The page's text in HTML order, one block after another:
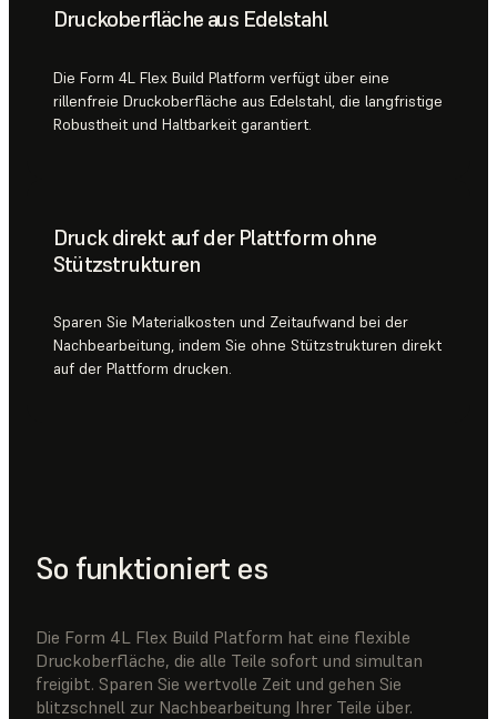
Druckoberfläche aus Edelstahl
Die Form 4L Flex Build Platform verfügt über eine
rillenfreie Druckoberfläche aus Edelstahl, die langfristige
Robustheit und Haltbarkeit garantiert.
Druck direkt auf der Plattform ohne
Stützstrukturen
Sparen Sie Materialkosten und Zeitaufwand bei der
Nachbearbeitung, indem Sie ohne Stützstrukturen direkt
auf der Plattform drucken.
So funktioniert es
Die Form 4L Flex Build Platform hat eine flexible
Druckoberfläche, die alle Teile sofort und simultan
freigibt. Sparen Sie wertvolle Zeit und gehen Sie
blitzschnell zur Nachbearbeitung Ihrer Teile über.